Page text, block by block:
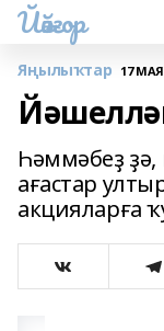
Йәйғор
Яңылыҡтар 17 МАЯ
Һәммәбеҙ
ағастар
акцияларға